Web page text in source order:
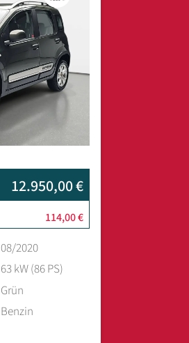
12.950,00 €
114,00 €
08/2020
63 kW (86 PS)
Grün
Benzin